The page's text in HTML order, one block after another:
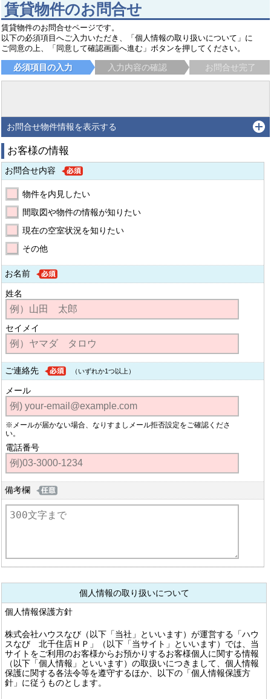
賃貸物件のお問合せ
賃貸物件のお問合せページです。
以下の必須項目へご入力いただき、「個人情報の取り扱いについて」に
ご同意の上、「同意して確認画面へ進む」ボタンを押してください。
必須項目の入力 入力内容の確認 お問合せ完了
お問合せ物件情報を表示する
お客様の情報
お問合せ内容
物件を内見したい
間取図や物件の情報が知りたい
現在の空室状況を知りたい
その他
お名前
姓名
セイメイ
ご連絡先 （いずれか1つ以上）
メール
※メールが届かない場合、なりすましメール拒否設定をご確認くださ
い。
電話番号
備考欄
個人情報の取り扱いについて
個人情報保護方針
株式会社ハウスなび（以下「当社」といいます）が運営する「ハウ
スなび 北千住店ＨＰ」（以下「当サイト」といいます）では、当
サイトをご利用のお客様からお預かりするお客様個人に関する情報
（以下「個人情報」といいます）の取扱いにつきまして、個人情報
保護に関する各法令等を遵守するほか、以下の「個人情報保護方
針」に従うものとします。